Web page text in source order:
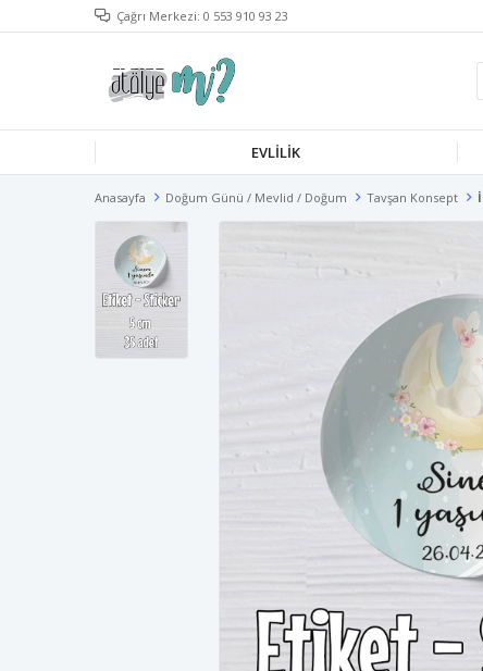
Çağrı Merkezi: 0 553 910 93 23
EVLILIK
Anasayfa Doğum Günü / Mevlid / Doğum Tavşan Konsept